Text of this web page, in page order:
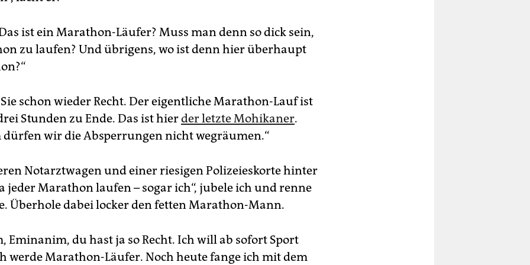
ist ein Marathon-Läufer? Muss man denn so dick sein,
zu laufen? Und übrigens, wo ist denn hier überhaupt
schon wieder Recht. Der eigentliche Marathon-Lauf ist
Stunden zu Ende. Das ist hierder letzte Mohikaner.
dürfen wir die Absperrungen nicht wegräumen.“
Notarztwagen und einer riesigen Polizeieskorte hinter
jeder Marathon laufen – sogar ich“, jubele ich und renne
Überhole dabei locker den fetten Marathon-Mann.
Eminanim, du hast ja so Recht. Ich will ab sofort Sport
werde Marathon-Läufer. Noch heute fange ich mit dem